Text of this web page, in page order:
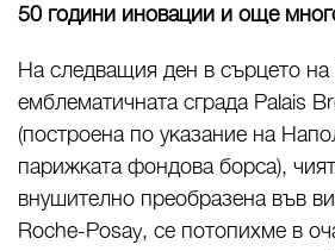
50 години иновации и още
На следващия ден в сърцето
емблематичната сграда Palais
(построена по указание на
парижката фондова борса),
внушително преобразена във
Roche-Posay, се потопихме в